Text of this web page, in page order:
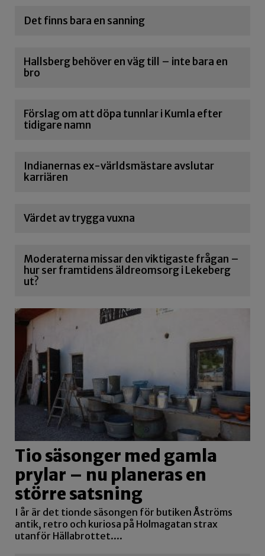
Det finns bara en sanning
Hallsberg behöver en väg till – inte bara en
bro
Förslag om att döpa tunnlar i Kumla efter
tidigare namn
Indianernas ex-världsmästare avslutar
karriären
Värdet av trygga vuxna
Moderaterna missar den viktigaste frågan –
hur ser framtidens äldreomsorg i Lekeberg
ut?
Tio säsonger med gamla
prylar – nu planeras en
större satsning
I år är det tionde säsongen för butiken Åströms
antik, retro och kuriosa på Holmagatan strax
utanför Hällabrottet....